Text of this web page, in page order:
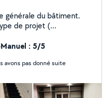
générale du bâtiment.
de projet (
dans des délais
: 5/5
avons pas donné suite